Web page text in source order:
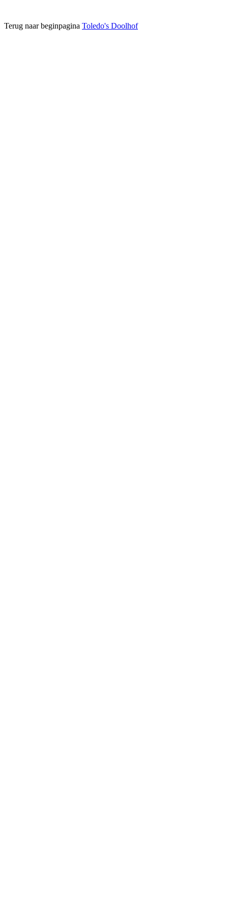
Terug naar beginpagina Toledo's Doolhof